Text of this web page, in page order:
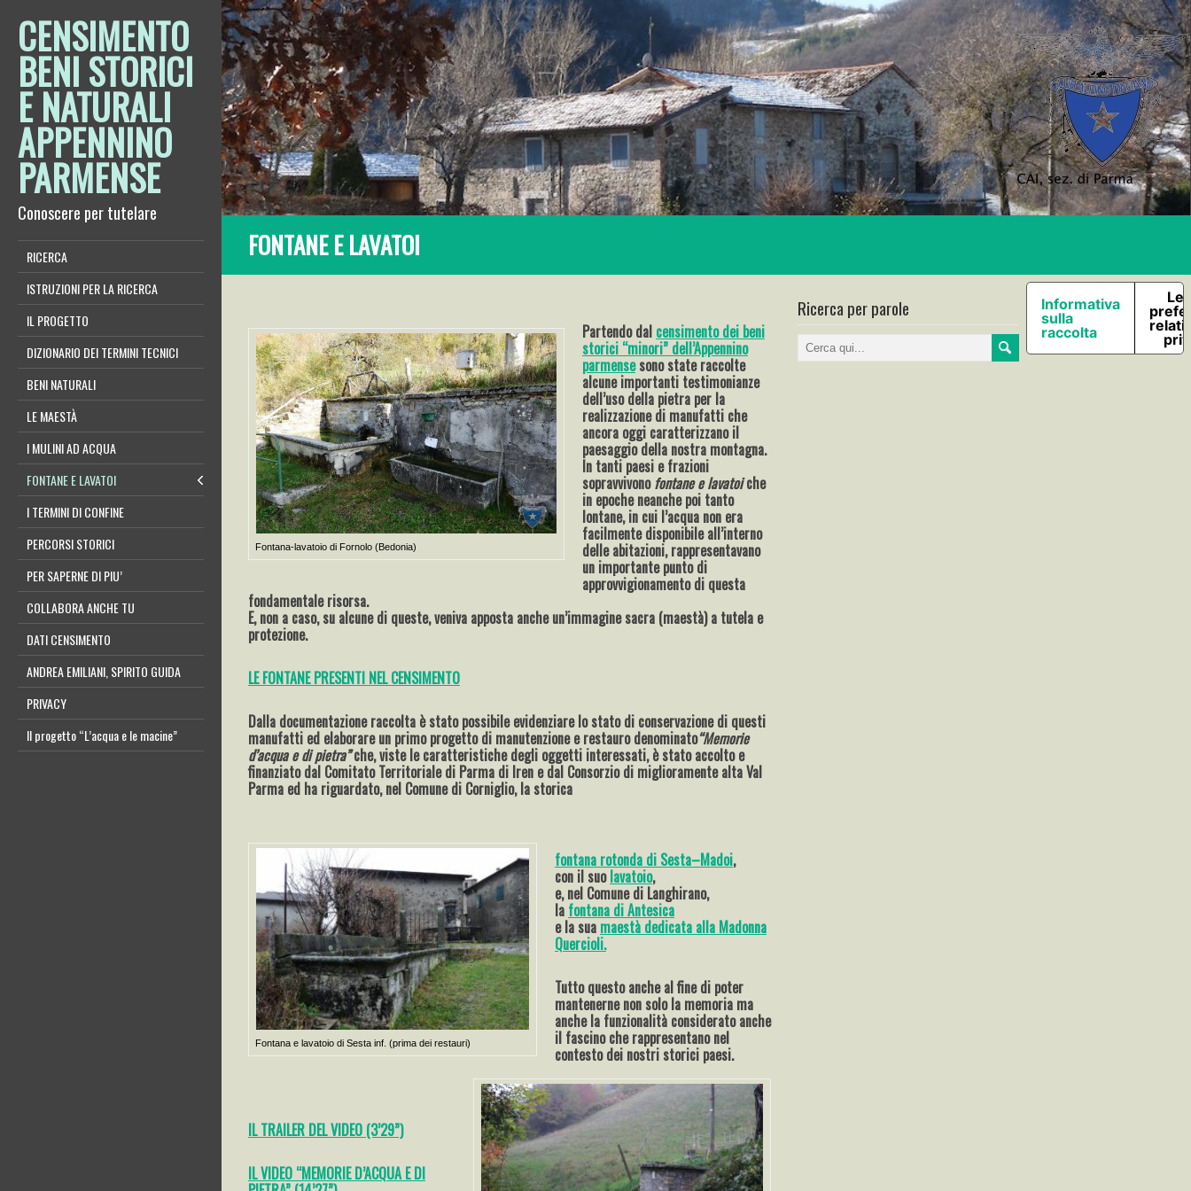
CENSIMENTO
BENI STORICI
E NATURALI
APPENNINO
PARMENSE
Conoscere per tutelare
RICERCA
ISTRUZIONI PER LA RICERCA
IL PROGETTO
DIZIONARIO DEI TERMINI TECNICI
BENI NATURALI
LE MAESTÀ
I MULINI AD ACQUA
FONTANE E LAVATOI
I TERMINI DI CONFINE
PERCORSI STORICI
PER SAPERNE DI PIU’
COLLABORA ANCHE TU
DATI CENSIMENTO
ANDREA EMILIANI, SPIRITO GUIDA
PRIVACY
Il progetto “L’acqua e le macine”
FONTANE E LAVATOI
Fontana-lavatoio di Fornolo (Bedonia)
Partendo dal censimento dei beni
storici “minori” dell’Appennino
parmensesono state raccolte
alcune importanti testimonianze
dell’uso della pietra per la
realizzazione di manufatti che
ancora oggi caratterizzano il
paesaggio della nostra montagna.
In tanti paesi e frazioni
sopravvivonofontane e lavatoiche
in epoche neanche poi tanto
lontane, in cui l’acqua non era
facilmente disponibile all’interno
delle abitazioni, rappresentavano
un importante punto di
approvvigionamento di questa
fondamentale risorsa.
E, non a caso, su alcune di queste, veniva apposta anche un’immagine sacra (maestà) a tutela e
protezione.
LE FONTANE PRESENTI NEL CENSIMENTO
Dalla documentazione raccolta è stato possibile evidenziare lo stato di conservazione di questi
manufatti ed elaborare un primo progetto di manutenzione e restauro denominato“Memorie
d’acqua e di pietra”che, viste le caratteristiche degli oggetti interessati, è stato accolto e
finanziato dal Comitato Territoriale di Parma di Iren e dal Consorzio di miglioramente alta Val
Parma ed ha riguardato, nel Comune di Corniglio, la storica
Fontana e lavatoio di Sesta inf. (prima dei restauri)
fontana rotonda di Sesta–Madoi,
con il suolavatoio,
e, nel Comune di Langhirano,
la fontana di Antesica
e la sua maestà dedicata alla Madonna
Quercioli.
Tutto questo anche al fine di poter
mantenerne non solo la memoria ma
anche la funzionalità considerato anche
il fascino che rappresentano nel
contesto dei nostri storici paesi.
IL TRAILER DEL VIDEO (3’29”)
IL VIDEO “MEMORIE D’ACQUA E DI
Ricerca per parole
Informativa
sulla
raccolta
Le